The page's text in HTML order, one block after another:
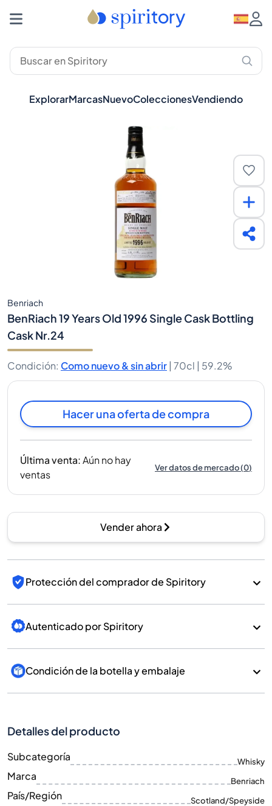
ExplorarMarcasNuevoColeccionesVendiendo
Benriach
BenRiach 19 Years Old 1996 Single Cask Bottling
Cask Nr.24
Condición: Como nuevo & sin abrir | 70cl | 59.2%
Hacer una oferta de compra
Última venta:Aún no hay
ventas
Ver datos de mercado(0)
Vender ahora
Protección del comprador de Spiritory
Autenticado por Spiritory
Condición de la botella y embalaje
Detalles del producto
Subcategoría Whisky
Marca Benriach
País/Región Scotland/Speyside